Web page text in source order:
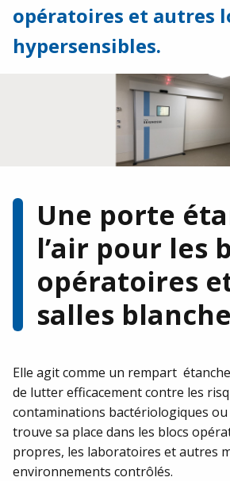
Restauration / CHR
Industrie / Logistique
Téléchargements
Financeurs et partenaires de
Vous avez un projet, besoin
d’une documentation ?
répondre à votre demande.
CONTACTEZ-NOUS !
opératoires et autres
hypersensibles.
Une porte
l’air pour les
opératoires
salles
Elle agit comme un rempart
de lutter efficacement contre les
contaminations bactériologiques ou
trouve sa place dans les blocs
propres, les laboratoires et autres
environnements contrôlés.